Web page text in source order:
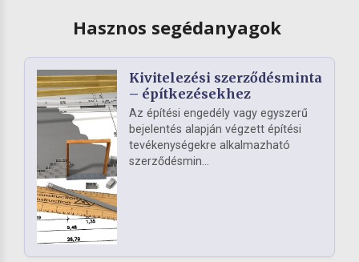
Hasznos segédanyagok
Kivitelezési szerződésminta
– építkezésekhez
Az építési engedély vagy egyszerű
bejelentés alapján végzett építési
tevékenységekre alkalmazható
szerződésmin...